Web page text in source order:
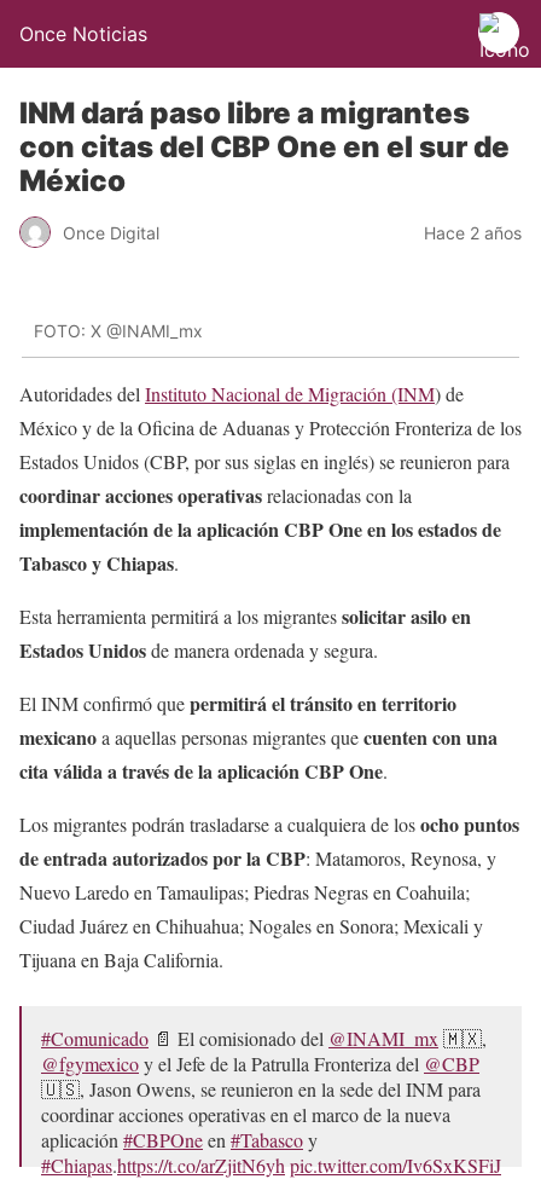
Once Noticias
INM dará paso libre a migrantes
con citas del CBP One en el sur de
México
Once Digital Hace 2 años
FOTO: X @INAMI_mx
Autoridades del Instituto Nacional de Migración (INM) de
México y de la Oficina de Aduanas y Protección Fronteriza de los
Estados Unidos (CBP, por sus siglas en inglés) se reunieron para
coordinar acciones operativasrelacionadas con la
implementación de la aplicación CBP One en los estados de
Tabasco y Chiapas.
Esta herramienta permitirá a los migrantessolicitar asilo en
Estados Unidosde manera ordenada y segura.
El INM confirmó quepermitirá el tránsito en territorio
mexicanoa aquellas personas migrantes quecuenten con una
cita válida a través de la aplicación CBP One.
Los migrantes podrán trasladarse a cualquiera de losocho puntos
de entrada autorizados por la CBP: Matamoros, Reynosa, y
Nuevo Laredo en Tamaulipas; Piedras Negras en Coahuila;
Ciudad Juárez en Chihuahua; Nogales en Sonora; Mexicali y
Tijuana en Baja California.
#Comunicado 📄 El comisionado del @INAMI_mx 🇲🇽,
@fgymexicoy el Jefe de la Patrulla Fronteriza del @CBP
🇺🇸, Jason Owens, se reunieron en la sede del INM para
coordinar acciones operativas en el marco de la nueva
aplicación #CBPOneen #Tabascoy
#Chiapas.https://t.co/arZjitN6yh pic.twitter.com/Iv6SxKSFiJ